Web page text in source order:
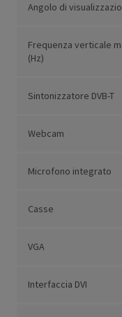
Angolo di
Frequenza verticale
(Hz)
Sintonizzatore DVB-T
Webcam
Microfono integrato
Casse
VGA
Interfaccia DVI